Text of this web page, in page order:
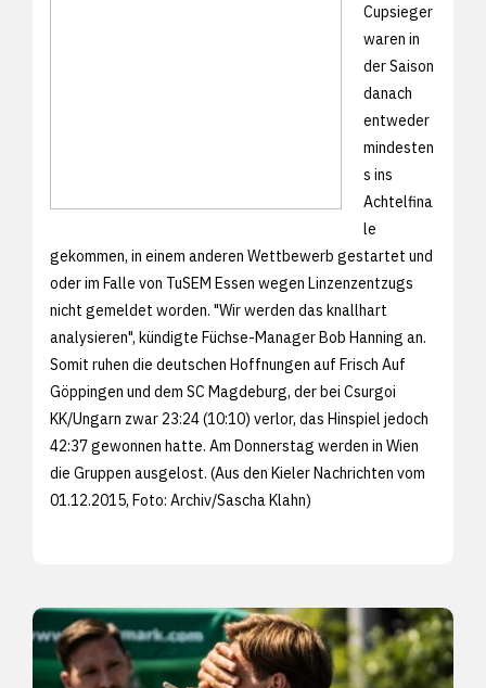
Cupsieger
waren in
der Saison
danach
entweder
mindesten
s ins
Achtelfina
le
gekommen, in einem anderen Wettbewerb gestartet und
oder im Falle von TuSEM Essen wegen Linzenzentzugs
nicht gemeldet worden. "Wir werden das knallhart
analysieren", kündigte Füchse-Manager Bob Hanning an.
Somit ruhen die deutschen Hoffnungen auf Frisch Auf
Göppingen und dem SC Magdeburg, der bei Csurgoi
KK/Ungarn zwar 23:24 (10:10) verlor, das Hinspiel jedoch
42:37 gewonnen hatte. Am Donnerstag werden in Wien
die Gruppen ausgelost. (Aus den Kieler Nachrichten vom
01.12.2015, Foto: Archiv/Sascha Klahn)